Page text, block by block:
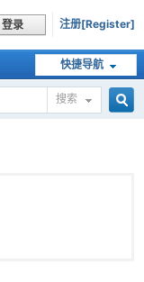
登录 注册[Register]
快捷导航
搜索